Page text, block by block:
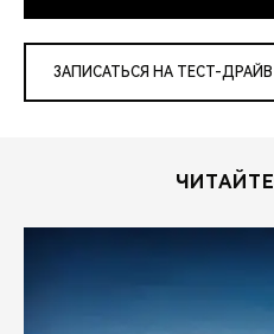
ЗАПИСАТЬСЯ НА ТЕСТ-ДРАЙВ